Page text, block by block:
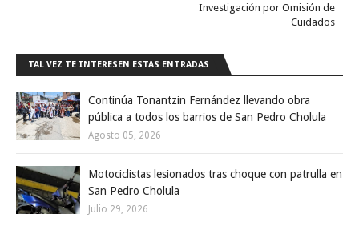
Investigación por Omisión de
Cuidados
TAL VEZ TE INTERESEN ESTAS ENTRADAS
Continúa Tonantzin Fernández llevando obra
pública a todos los barrios de San Pedro Cholula
Agosto 05, 2026
Motociclistas lesionados tras choque con patrulla en
San Pedro Cholula
Julio 29, 2026